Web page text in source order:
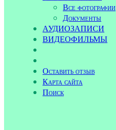
Все фотографии
Документы
АУДИОЗАПИСИ
ВИДЕОФИЛЬМЫ
Оставить отзыв
Карта сайта
Поиск